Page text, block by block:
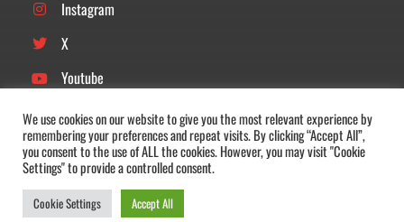
Instagram
X
Youtube
Linkedin
Tiktok
© Copyright 2022 –2026 |DOS’46
We use cookies on our website to give you the most relevant experience by
remembering your preferences and repeat visits. By clicking “Accept All”,
you consent to the use of ALL the cookies. However, you may visit "Cookie
Settings" to provide a controlled consent.
Cookie Settings Accept All